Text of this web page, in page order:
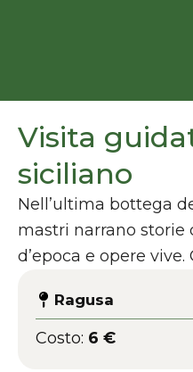
Visita
siciliano
Nell’ultima bottega
mastri narrano storie
d’epoca e opere vive.
Ragusa
Costo: 6 €